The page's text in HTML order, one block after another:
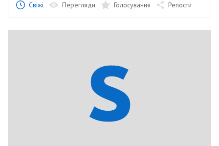
Свіжі Перегляди Голосування Репости